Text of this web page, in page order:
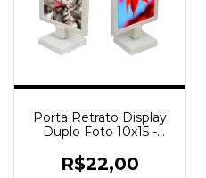
Porta Retrato Display
Duplo Foto 10x15 -
R$22,00